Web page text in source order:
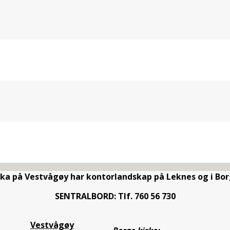
på Vestvågøy har kontorlandskap på Leknes og i
SENTRALBORD: Tlf. 760 56 730
Vestvågøy